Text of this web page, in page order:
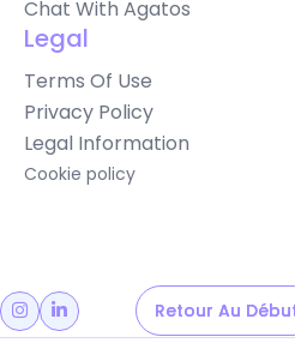
Chat With Agatos
Legal
Terms Of Use
Privacy Policy
Legal Information
Cookie policy
  Retour Au
Retour Au